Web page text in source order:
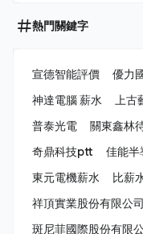
熱門關鍵字
宣德智能評價
優力
神達電腦 薪水
上
普泰光電
關東鑫林
奇鼎科技ptt
佳能半
東元電機薪水
比薪
祥頂實業股份有限公
斑尼菲國際股份有限